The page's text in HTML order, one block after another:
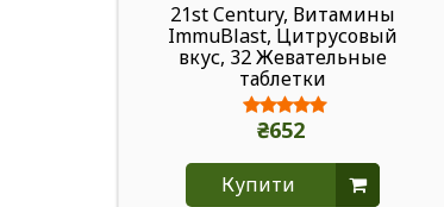
21st Century, Витамины
ImmuBlast, Цитрусовый
вкус, 32 Жевательные
таблетки
₴652
Купити